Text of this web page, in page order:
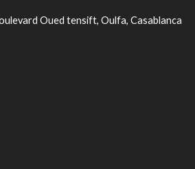
Oued tensift, Oulfa, Casablanca